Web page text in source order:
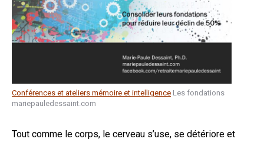
Conférences et ateliers mémoire et intelligence Les fondations
mariepauledessaint.com
Tout comme le corps, le cerveau s’use, se détériore et